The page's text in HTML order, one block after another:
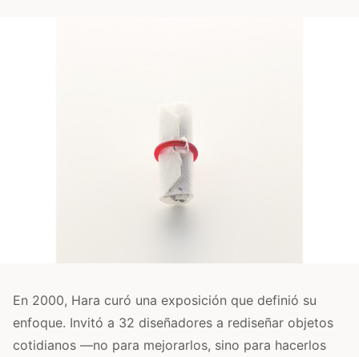
En 2000, Hara curó una exposición que definió su
enfoque. Invitó a 32 diseñadores a rediseñar objetos
cotidianos —no para mejorarlos, sino para hacerlos